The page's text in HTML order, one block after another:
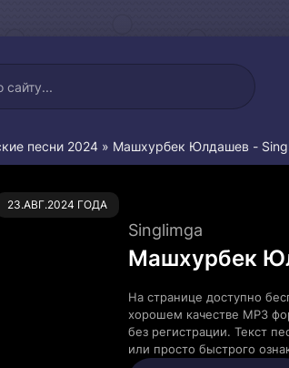
песни 2024 » Машхурбек Юлдашев -
23.АВГ.2024 ГОДА
0
Singlimga
Машхурбек
На странице доступно
хорошем качестве MP3
без регистрации. Текст
или просто быстрого